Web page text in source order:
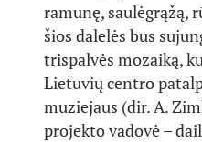
ramunę, saulėgrąžą,
šios dalelės bus
trispalvės mozaiką,
Lietuvių centro
muziejaus (dir. A.
projekto vadovė –